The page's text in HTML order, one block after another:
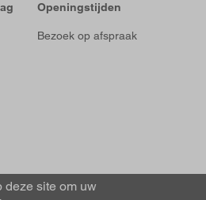
Openingstijden
Bezoek op afspraak
deze site om uw